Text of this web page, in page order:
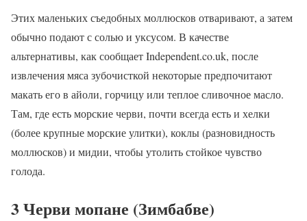
Этих маленьких съедобных моллюсков отваривают, а затем
обычно подают с солью и уксусом. В качестве
альтернативы, как сообщает Independent.co.uk, после
извлечения мяса зубочисткой некоторые предпочитают
макать его в айоли, горчицу или теплое сливочное масло.
Там, где есть морские черви, почти всегда есть и хелки
(более крупные морские улитки), коклы (разновидность
моллюсков) и мидии, чтобы утолить стойкое чувство
голода.
3 Черви мопане (Зимбабве)